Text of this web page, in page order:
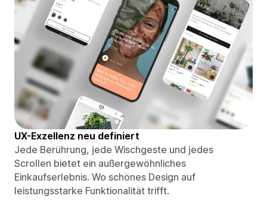
UX-Exzellenz neu definiert
Jede Berührung, jede Wischgeste und jedes
Scrollen bietet ein außergewöhnliches
Einkaufserlebnis. Wo schönes Design auf
leistungsstarke Funktionalität trifft.